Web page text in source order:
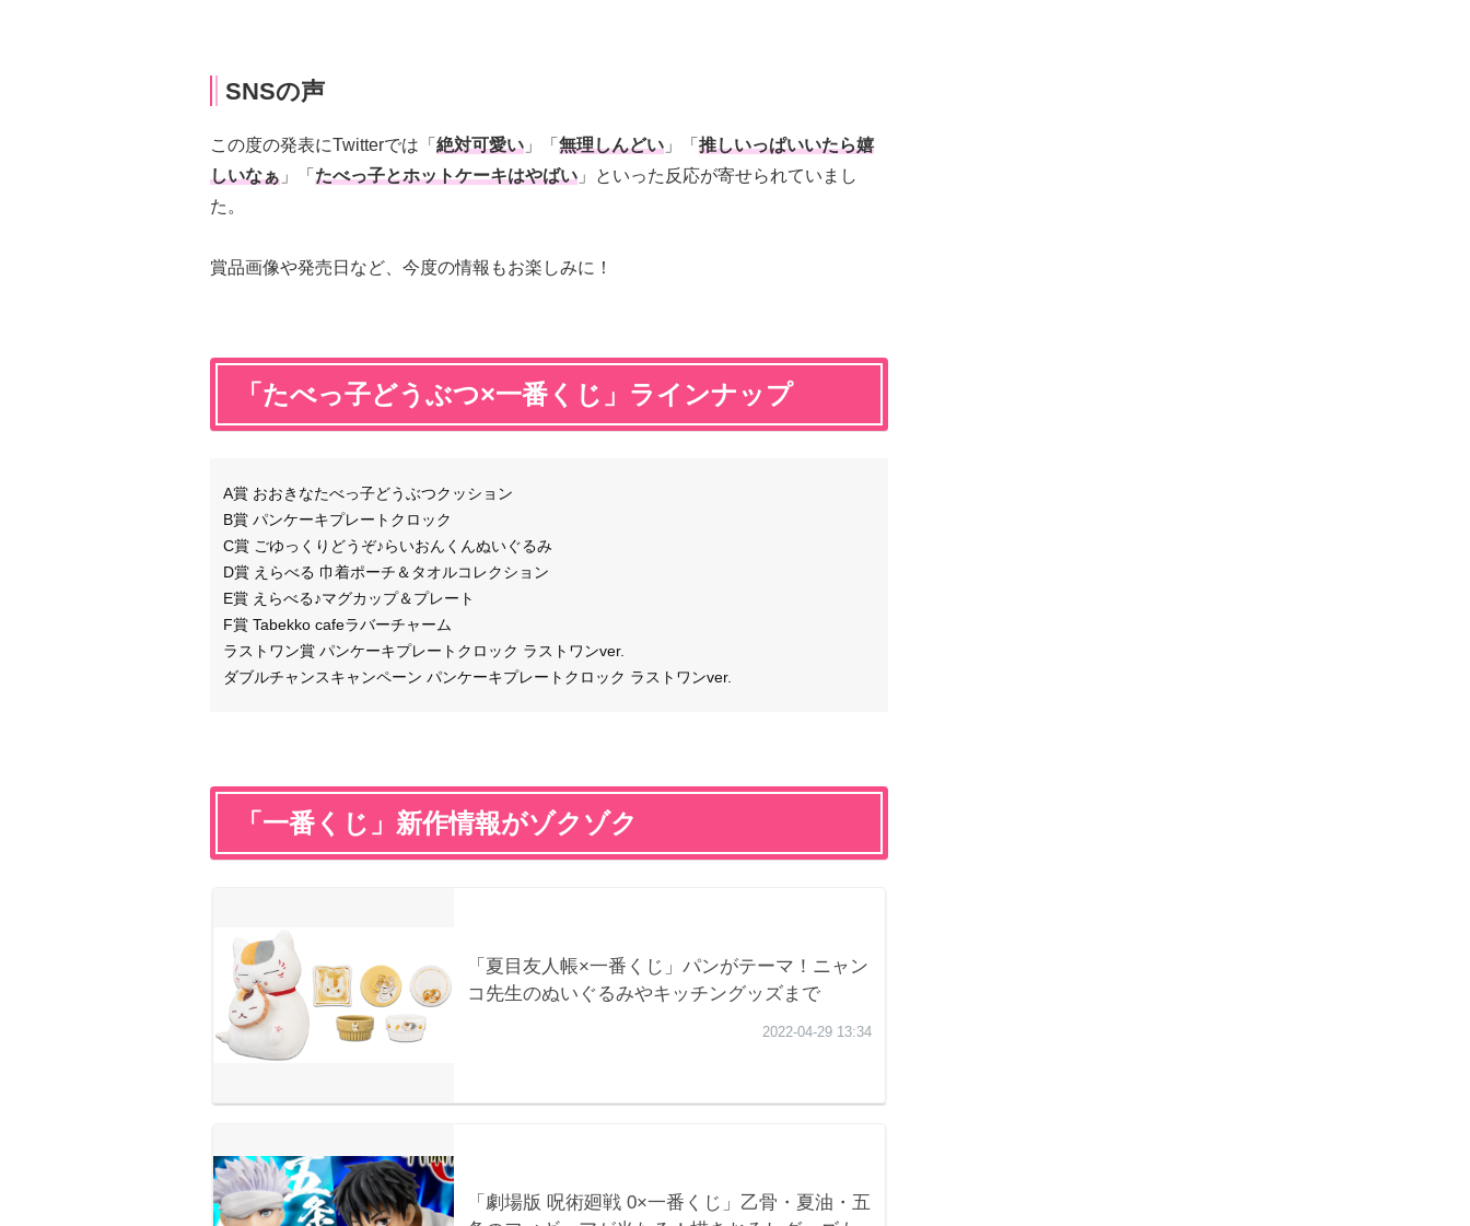
SNSの声
この度の発表にTwitterでは「 絶対可愛い 」「 無理しんどい 」「 推しいっぱいいたら嬉
しいなぁ 」「 たべっ子とホットケーキはやばい 」といった反応が寄せられていまし
た。
賞品画像や発売日など、今度の情報もお楽しみに！
「たべっ子どうぶつ×一番くじ」ラインナップ
A賞 おおきなたべっ子どうぶつクッション
B賞 パンケーキプレートクロック
C賞 ごゆっくりどうぞ♪らいおんくんぬいぐるみ
D賞 えらべる 巾着ポーチ＆タオルコレクション
E賞 えらべる♪マグカップ＆プレート
F賞 Tabekko cafeラバーチャーム
ラストワン賞 パンケーキプレートクロック ラストワンver.
ダブルチャンスキャンペーン パンケーキプレートクロック ラストワンver.
「一番くじ」新作情報がゾクゾク